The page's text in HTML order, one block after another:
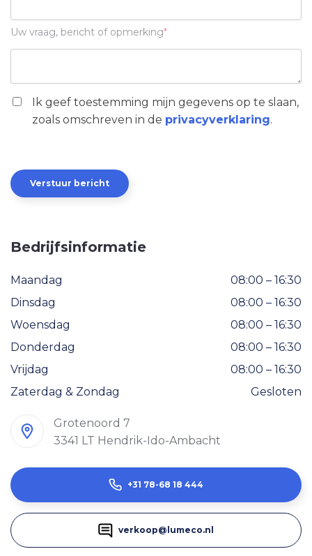
Uw vraag, bericht of opmerking
Ik geef toestemming mijn gegevens op te slaan,
zoals omschreven in de privacyverklaring.
Bedrijfsinformatie
Maandag
08:00 – 16:30
Dinsdag
08:00 – 16:30
Woensdag
08:00 – 16:30
Donderdag
08:00 – 16:30
Vrijdag
08:00 – 16:30
Zaterdag & Zondag
Gesloten
Grotenoord 7
3341 LT Hendrik-Ido-Ambacht
+31 78-68 18 444
verkoop@lumeco.nl